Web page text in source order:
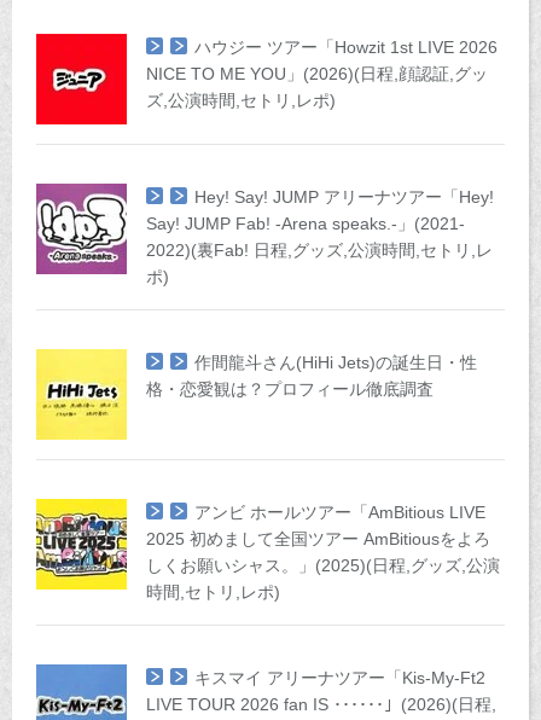
ハウジー ツアー「Howzit 1st LIVE 2026
NICE TO ME YOU」(2026)(日程,顔認証,グッ
ズ,公演時間,セトリ,レポ)
Hey! Say! JUMP アリーナツアー「Hey!
Say! JUMP Fab! -Arena speaks.-」(2021-
2022)(裏Fab! 日程,グッズ,公演時間,セトリ,レ
ポ)
作間龍斗さん(HiHi Jets)の誕生日・性
格・恋愛観は？プロフィール徹底調査
アンビ ホールツアー「AmBitious LIVE
2025 初めまして全国ツアー AmBitiousをよろ
しくお願いシャス。」(2025)(日程,グッズ,公演
時間,セトリ,レポ)
キスマイ アリーナツアー「Kis-My-Ft2
LIVE TOUR 2026 fan IS ･･････」(2026)(日程,